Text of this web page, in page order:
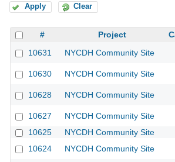
Apply Clear
# Project
10631
NYCDH Community Site
10630 NYCDH Community Site
10628 NYCDH Community Site
10627
NYCDH Community Site
10625
NYCDH Community Site
10624
NYCDH Community Site